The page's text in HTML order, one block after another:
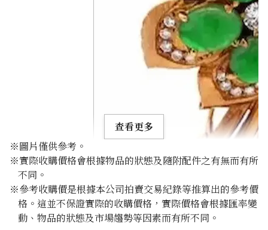
Jade brooch 0.51 ct
參考回收價
查看更多
※圖片僅供參考。
※實際收購價格會根據物品的狀態及隨附配件之有無而有所
不同。
※參考收購價是根據本公司拍賣交易紀錄等推算出的參考價
格。這並不保證實際的收購價格，實際價格會根據匯率變
動、物品的狀態及市場趨勢等因素而有所不同。